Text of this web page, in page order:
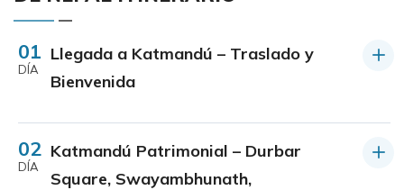
01
DÍA
Llegada a Katmandú – Traslado y
Bienvenida
02
DÍA
Katmandú Patrimonial – Durbar
Square, Swayambhunath,